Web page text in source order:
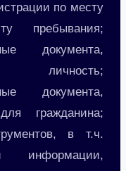
по месту
пребывания;
документа,
личность;
документа,
гражданина;
в т.ч.
информации,